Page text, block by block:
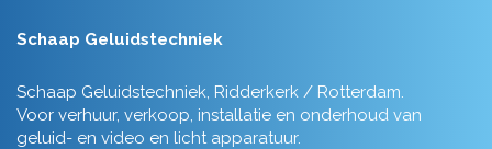
Schaap Geluidstechniek
Schaap Geluidstechniek, Ridderkerk / Rotterdam.
Voor verhuur, verkoop, installatie en onderhoud van
geluid- en video en licht apparatuur.